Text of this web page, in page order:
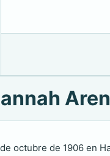
octubre de 1906 en